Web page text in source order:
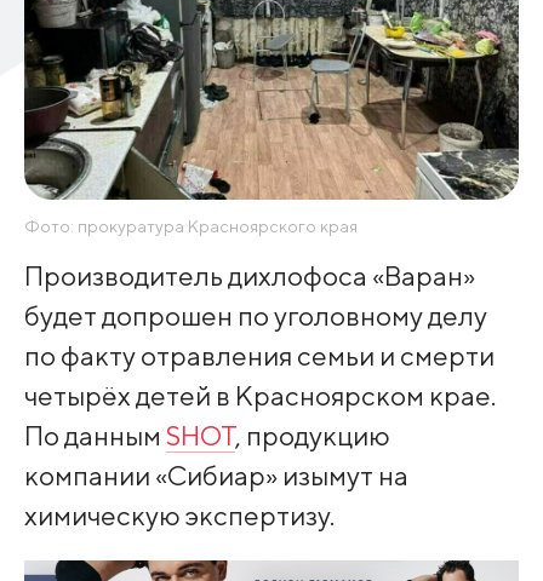
Фото: прокуратура Красноярского края
Производитель дихлофоса «Варан»
будет допрошен по уголовному делу
по факту отравления семьи и смерти
четырёх детей в Красноярском крае.
По данным SHOT, продукцию
компании «Сибиар» изымут на
химическую экспертизу.